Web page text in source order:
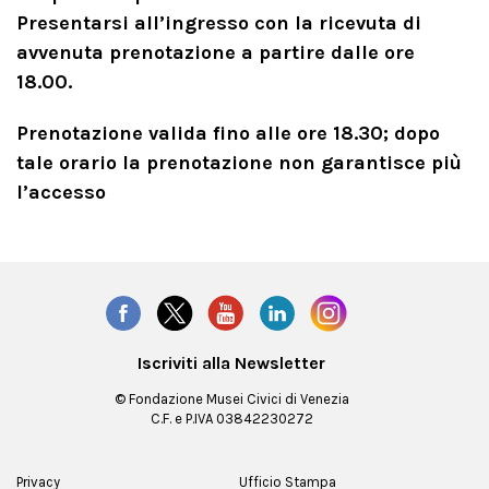
Presentarsi all’ingresso con la ricevuta di
avvenuta prenotazione a partire dalle ore
18.00.
Prenotazione valida fino alle ore 18.30; dopo
tale orario la prenotazione non garantisce più
l’accesso
Iscriviti alla Newsletter
© Fondazione Musei Civici di Venezia
C.F. e P.IVA 03842230272
Privacy Ufficio Stampa